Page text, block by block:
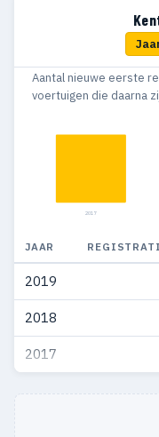
3
2005 9
2000 13
1999 11
Aantal nieuwe eerste
voertuigen die daarna
2017
JAAR
2019
2018
2017